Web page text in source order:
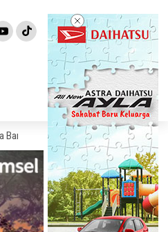
Pemprov NTB Segera Luncurkan